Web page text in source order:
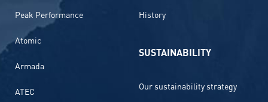
Peak Performance
Atomic
Armada
ATEC
History
SUSTAINABILITY
Our sustainability strategy